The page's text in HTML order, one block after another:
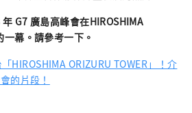
G7 廣島高峰會在HIROSHIMA
一幕。請參考一下。
HIROSHIMA ORIZURU TOWER」！介
的片段！